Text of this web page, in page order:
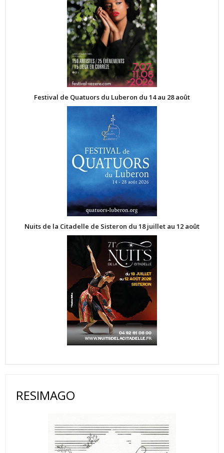
Festival de Quatuors du Luberon du 14 au 28 août
Nuits de la Citadelle de Sisteron du 18 juillet au 12 août
RESIMAGO